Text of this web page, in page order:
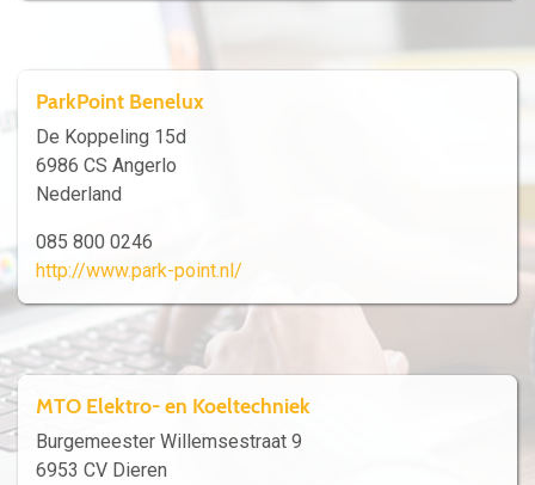
ParkPoint Benelux
De Koppeling 15d
6986 CS Angerlo
Nederland
085 800 0246
http://www.park-point.nl/
MTO Elektro- en Koeltechniek
Burgemeester Willemsestraat 9
6953 CV Dieren